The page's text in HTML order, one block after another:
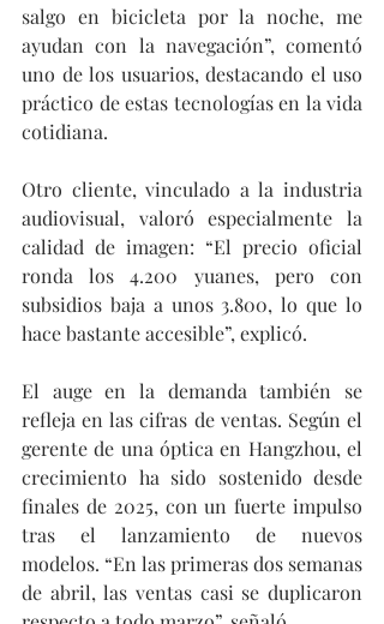
salgo en bicicleta por la noche, me
ayudan con la navegación”, comentó
uno de los usuarios, destacando el uso
práctico de estas tecnologías en la vida
cotidiana.
Otro cliente, vinculado a la industria
audiovisual, valoró especialmente la
calidad de imagen: “El precio oficial
ronda los 4.200 yuanes, pero con
subsidios baja a unos 3.800, lo que lo
hace bastante accesible”, explicó.
El auge en la demanda también se
refleja en las cifras de ventas. Según el
gerente de una óptica en Hangzhou, el
crecimiento ha sido sostenido desde
finales de 2025, con un fuerte impulso
tras el lanzamiento de nuevos
modelos. “En las primeras dos semanas
de abril, las ventas casi se duplicaron